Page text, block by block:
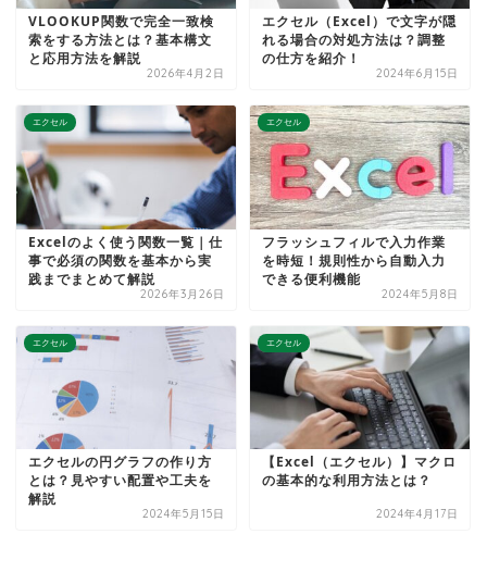
VLOOKUP関数で完全一致検
索をする方法とは？基本構文
と応用方法を解説
2026年4月2日
エクセル（Excel）で文字が隠
れる場合の対処方法は？調整
の仕方を紹介！
2024年6月15日
エクセル
Excelのよく使う関数一覧｜仕
事で必須の関数を基本から実
践までまとめて解説
2026年3月26日
エクセル
フラッシュフィルで入力作業
を時短！規則性から自動入力
できる便利機能
2024年5月8日
エクセル
エクセルの円グラフの作り方
とは？見やすい配置や工夫を
解説
2024年5月15日
エクセル
【Excel（エクセル）】マクロ
の基本的な利用方法とは？
2024年4月17日